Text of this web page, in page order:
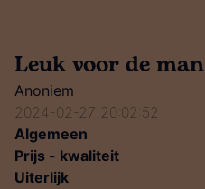
Leuk voor de man
Anoniem
2024-02-27 20:02:52
Algemeen
Prijs - kwaliteit
Uiterlijk